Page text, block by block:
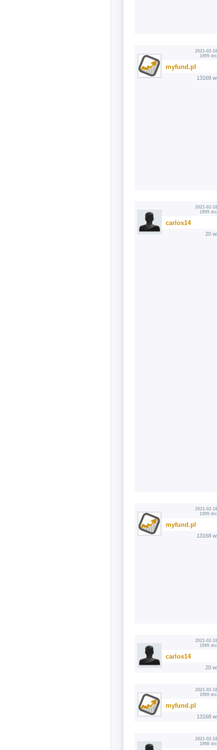
2021-02-
1999
myfund.pl
13168
2021-02-
1999
carlos14
20
2021-02-
1999
myfund.pl
13168
2021-02-
1999
carlos14
20
2021-02-
1999
myfund.pl
13168
2021-02-
1998